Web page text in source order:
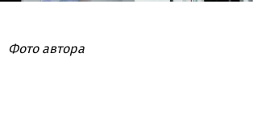
Фото автора